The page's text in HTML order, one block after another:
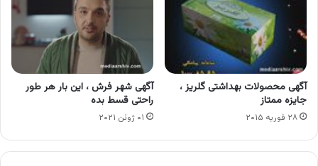
آگهی محصولات بهداشتی گلریز ،
جایزه ممتاز
۲۸ فوریه ۲۰۱۵
آگهی شهر فرش ، این بار هر طور
راحتی قسط بده
۰۱ ژوئن ۲۰۲۱